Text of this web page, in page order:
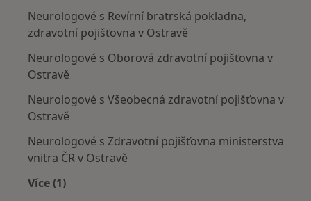
Neurologové s Revírní bratrská pokladna,
zdravotní pojišťovna v Ostravě
Neurologové s Oborová zdravotní pojišťovna v
Ostravě
Neurologové s Všeobecná zdravotní pojišťovna v
Ostravě
Neurologové s Zdravotní pojišťovna ministerstva
vnitra ČR v Ostravě
Více (1)